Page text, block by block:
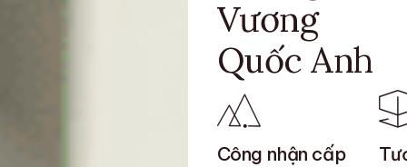
Vương
Quốc Anh
Công nhận cấp